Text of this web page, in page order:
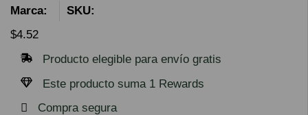
Marca:
SKU:
$4.52
Producto elegible para envío gratis
Este producto suma 1 Rewards
Compra segura